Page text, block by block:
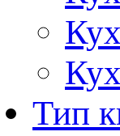
Тип